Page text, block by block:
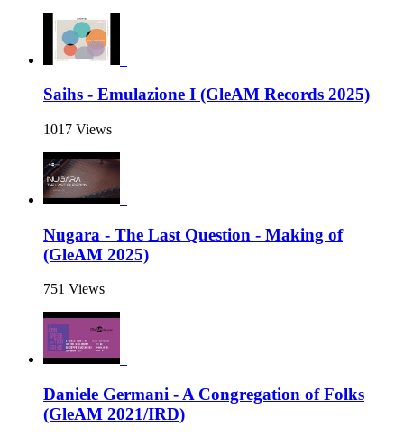
Saihs - Emulazione I (GleAM Records 2025)
1017 Views
Nugara - The Last Question - Making of
(GleAM 2025)
751 Views
Daniele Germani - A Congregation of Folks
(GleAM 2021/IRD)